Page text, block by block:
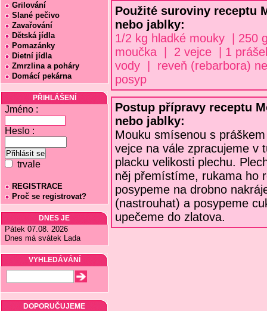
Grilování
Slané pečivo
Zavařování
Dětská jídla
Pomazánky
Dietní jídla
Zmrzlina a poháry
Domácí pekárna
PŘIHLÁŠENÍ
Jméno :
Heslo :
trvale
REGISTRACE
Proč se registrovat?
DNES JE
Pátek 07.08. 2026
Dnes má svátek Lada
VYHLEDÁVÁNÍ
DOPORUČUJEME
Použité suroviny receptu
nebo jablky:
1/2 kg hladké mouky | 250
moučka | 2 vejce | 1
vody | reveň (rebarbora)
posyp
Postup přípravy receptu
nebo jablky:
Mouku smísenou s
vejce na vále zpracujeme v
placku velikosti plechu.
něj přemístíme, rukama ho
posypeme na drobno
(nastrouhat) a posypeme
upečeme do zlatova.